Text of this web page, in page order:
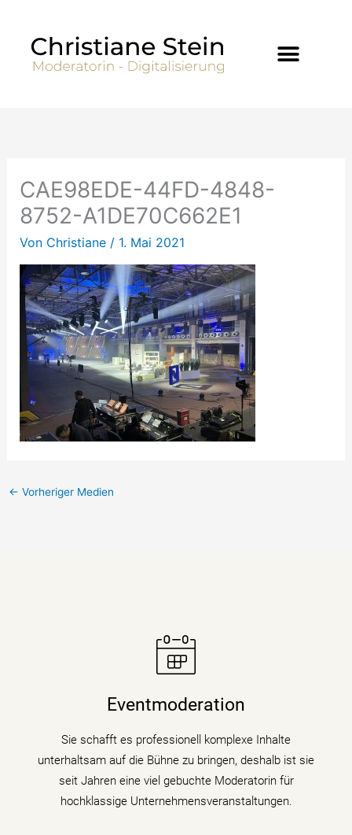
springen
CAE98EDE-44FD-4848-
8752-A1DE70C662E1
Von Christiane / 1. Mai 2021
← Vorheriger Medien
Eventmoderation
Sie schafft es professionell komplexe Inhalte
unterhaltsam auf die Bühne zu bringen, deshalb ist sie
seit Jahren eine viel gebuchte Moderatorin für
hochklassige Unternehmensveranstaltungen.
Moderatorin Christiane Stein verbindet charmant und
unterhaltsam Nachrichtenkompetenz mit den Themen
mehr erfahren